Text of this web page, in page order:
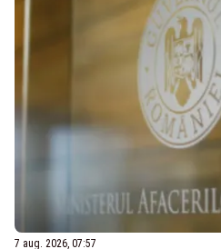
7 aug. 2026, 07:57